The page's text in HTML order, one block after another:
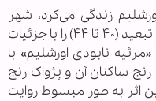
زندگی می‌کرد، شهر
محاصره‌شده (فصل‌های ۳۷ تا ۳۹) و تبعید (۴۰ تا ۴۴) را با جزئیات
نابودی اورشلیم» با
ساکنان آن و پژواک رنج
اثر به طور مبسوط روایت